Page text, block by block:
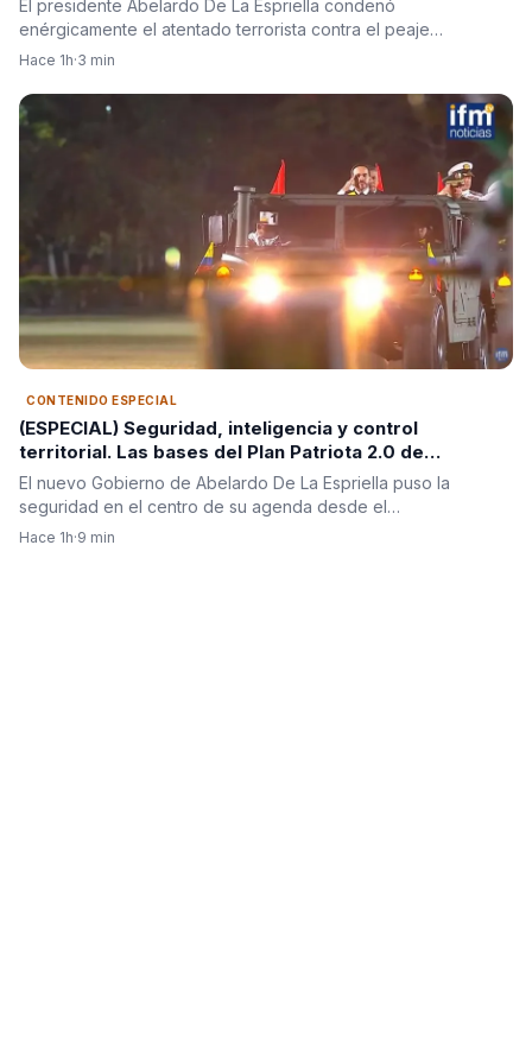
El presidente Abelardo De La Espriella condenó
enérgicamente el atentado terrorista contra el peaje…
Hace 1h·3 min
CONTENIDO ESPECIAL
(ESPECIAL) Seguridad, inteligencia y control
territorial. Las bases del Plan Patriota 2.0 de
Abelardo De La Espriella
El nuevo Gobierno de Abelardo De La Espriella puso la
seguridad en el centro de su agenda desde el…
Hace 1h·9 min